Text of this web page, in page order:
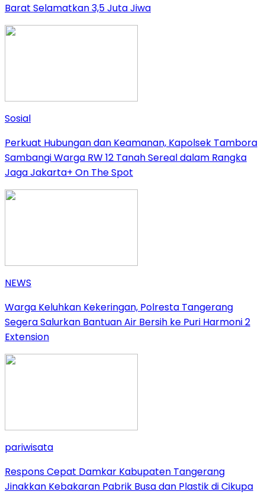
Barat Selamatkan 3,5 Juta Jiwa
Sosial
Perkuat Hubungan dan Keamanan, Kapolsek Tambora
Sambangi Warga RW 12 Tanah Sereal dalam Rangka
Jaga Jakarta+ On The Spot
NEWS
Warga Keluhkan Kekeringan, Polresta Tangerang
Segera Salurkan Bantuan Air Bersih ke Puri Harmoni 2
Extension
pariwisata
Respons Cepat Damkar Kabupaten Tangerang
Jinakkan Kebakaran Pabrik Busa dan Plastik di Cikupa